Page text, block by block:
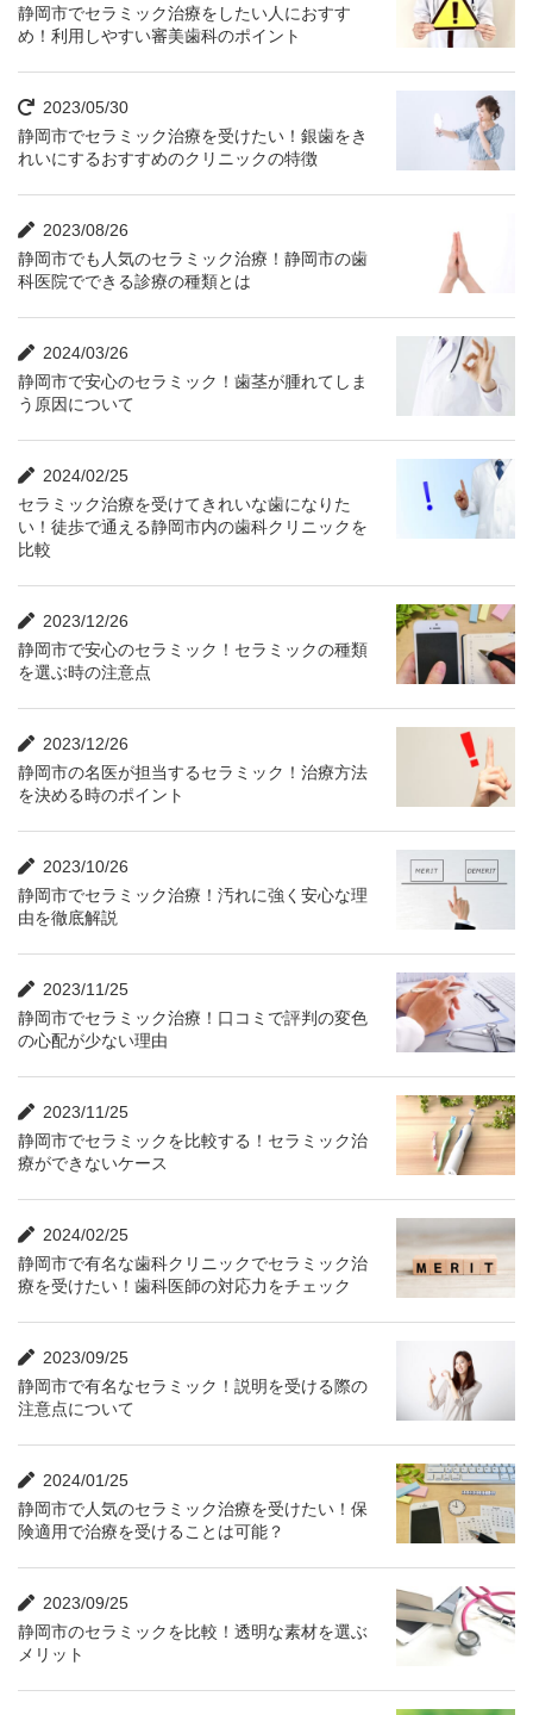
静岡市でセラミック治療をしたい人におすす
め！利用しやすい審美歯科のポイント
2023/05/30
静岡市でセラミック治療を受けたい！銀歯をき
れいにするおすすめのクリニックの特徴
2023/08/26
静岡市でも人気のセラミック治療！静岡市の歯
科医院でできる診療の種類とは
2024/03/26
静岡市で安心のセラミック！歯茎が腫れてしま
う原因について
2024/02/25
セラミック治療を受けてきれいな歯になりた
い！徒歩で通える静岡市内の歯科クリニックを
比較
2023/12/26
静岡市で安心のセラミック！セラミックの種類
を選ぶ時の注意点
2023/12/26
静岡市の名医が担当するセラミック！治療方法
を決める時のポイント
2023/10/26
静岡市でセラミック治療！汚れに強く安心な理
由を徹底解説
2023/11/25
静岡市でセラミック治療！口コミで評判の変色
の心配が少ない理由
2023/11/25
静岡市でセラミックを比較する！セラミック治
療ができないケース
2024/02/25
静岡市で有名な歯科クリニックでセラミック治
療を受けたい！歯科医師の対応力をチェック
2023/09/25
静岡市で有名なセラミック！説明を受ける際の
注意点について
2024/01/25
静岡市で人気のセラミック治療を受けたい！保
険適用で治療を受けることは可能？
2023/09/25
静岡市のセラミックを比較！透明な素材を選ぶ
メリット